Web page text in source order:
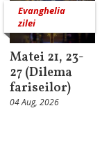
Evanghelia
zilei
Matei 21, 23-
27 (Dilema
fariseilor)
04 Aug, 2026